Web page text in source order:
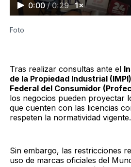
0:00 / 0:29 1×
Foto
Tras realizar consultas ante el
de la Propiedad Industrial
Federal del Consumidor
los negocios pueden proyectar
que cuenten con las licencias
respeten la normatividad vigente.
Sin embargo, las restricciones
uso de marcas oficiales del